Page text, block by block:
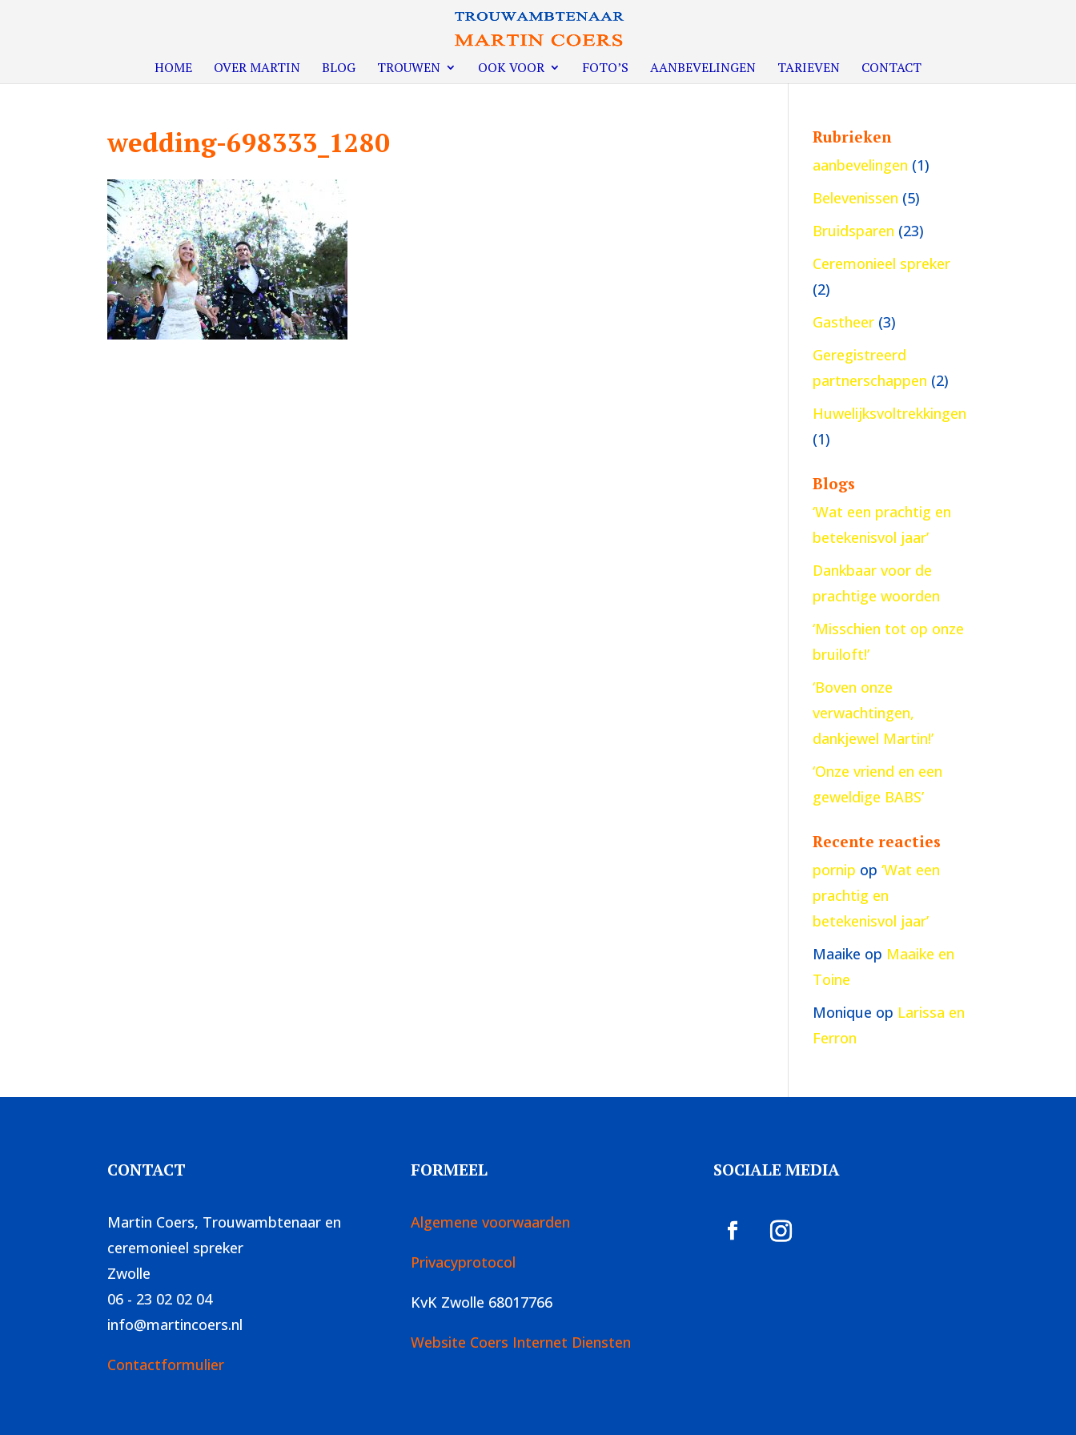
HOME OVER MARTIN BLOG TROUWEN OOK VOOR FOTO’S AANBEVELINGEN TARIEVEN CONTACT
wedding-698333_1280 Rubrieken
aanbevelingen (1)
Belevenissen (5)
Bruidsparen (23)
Ceremonieel spreker
(2)
Gastheer (3)
Geregistreerd
partnerschappen (2)
Huwelijksvoltrekkingen
(1)
Blogs
‘Wat een prachtig en
betekenisvol jaar’
Dankbaar voor de
prachtige woorden
‘Misschien tot op onze
bruiloft!’
‘Boven onze
verwachtingen,
dankjewel Martin!’
‘Onze vriend en een
geweldige BABS’
Recente reacties
pornip op‘Wat een
prachtig en
betekenisvol jaar’
Maaike op Maaike en
Toine
Monique op Larissa en
Ferron
CONTACT
Martin Coers, Trouwambtenaar en
ceremonieel spreker
Zwolle
06 - 23 02 02 04
info@martincoers.nl
Contactformulier
FORMEEL
Algemene voorwaarden
Privacyprotocol
KvK Zwolle 68017766
Website Coers Internet Diensten
SOCIALE MEDIA